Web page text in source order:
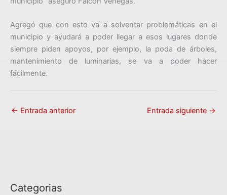
Agregó que con esto va a solventar problemáticas en el
municipio y ayudará a poder llegar a esos lugares donde
siempre piden apoyos, por ejemplo, la poda de árboles,
mantenimiento de luminarias, se va a poder hacer
fácilmente.
← Entrada anterior Entrada siguiente →
Categorias
C